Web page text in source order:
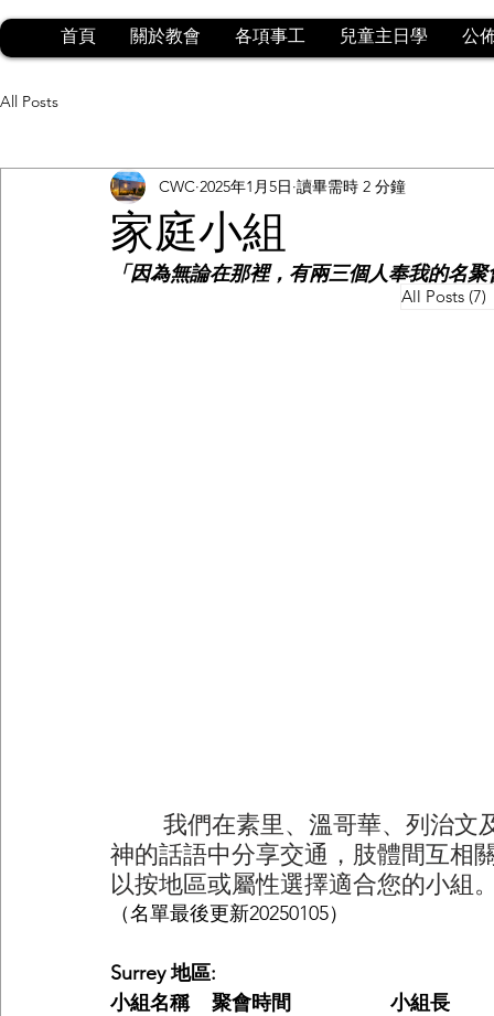
首頁 關於教會 各項事工 兒童主日學 公
All Posts
家庭小組
CWC 2025年1月5日 讀畢需時 2 分鐘
「因為無論在那裡，有兩三個人奉我的名
神的話語中分享交通，肢體間互相
以按地區或屬性選擇適合您的小組
（名單最後更新20250105）
Surrey 地區:
小組名稱    聚會時間                  小組長
All Posts (7)